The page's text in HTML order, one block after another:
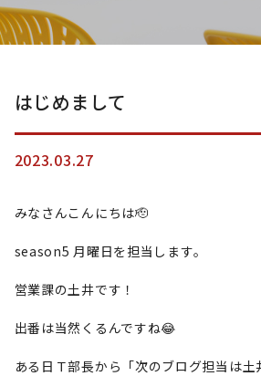
はじめまして
2023.03.27
みなさんこんにちは🫡
season5 月曜日を担当します。
営業課の土井です！
出番は当然くるんですね😂
ある日Ｔ部長から「次のブログ担当は土